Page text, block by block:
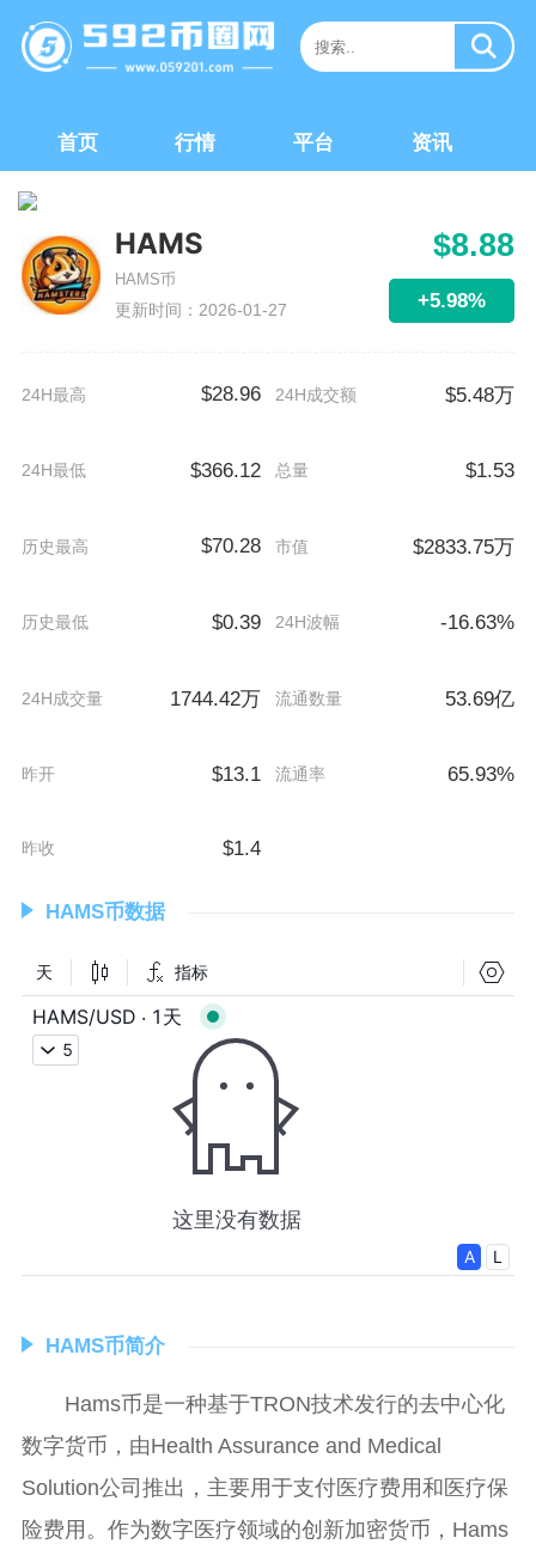
首页 行情 平台 资讯
HAMS
HAMS币
更新时间：2026-01-27
$8.88
+5.98%
24H最高 $28.96 24H成交额 $5.48万
24H最低 $366.12 总量 $1.53
历史最高 $70.28 市值 $2833.75万
历史最低 $0.39 24H波幅 -16.63%
24H成交量 1744.42万 流通数量 53.69亿
昨开 $13.1 流通率 65.93%
昨收 $1.4
HAMS币数据
HAMS币简介
Hams币是一种基于TRON技术发行的去中心化
数字货币，由Health Assurance and Medical
Solution公司推出，主要用于支付医疗费用和医疗保
险费用。作为数字医疗领域的创新加密货币，Hams